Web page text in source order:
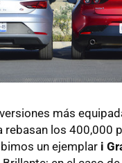
más
rebasan los 400,000
un ejemplar i